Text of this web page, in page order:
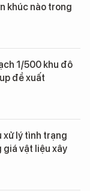
khúc nào trong
1/500 khu đô
đề xuất
xử lý tình trạng
giá vật liệu xây